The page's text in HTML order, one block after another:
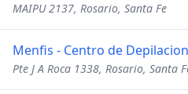
MAIPU 2137, Rosario, Santa Fe
Menfis - Centro de
Pte J A Roca 1338, Rosario, Santa